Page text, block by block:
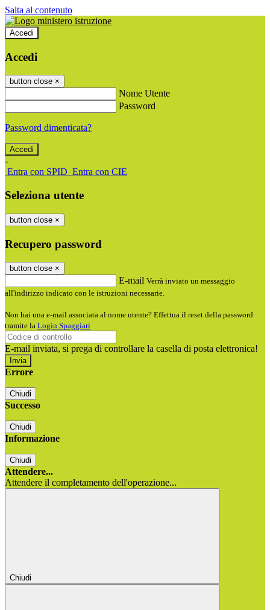
Salta al contenuto
Accedi
Accedi
button close ×
Nome Utente
Password
Password dimenticata?
-
Entra con SPID Entra con CIE
Seleziona utente
button close ×
Recupero password
button close ×
E-mail Verrà inviato un messaggio
all'indirizzo indicato con le istruzioni necessarie.
Non hai una e-mail associata al nome utente? Effettua il reset della password
tramite la Login Spaggiari
E-mail inviata, si prega di controllare la casella di posta elettronica!
Errore
Chiudi
Successo
Chiudi
Informazione
Chiudi
Attendere...
Attendere il completamento dell'operazione...
Chiudi